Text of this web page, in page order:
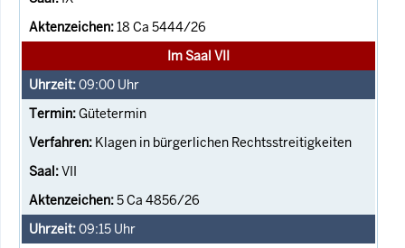
18 Ca 5444/26
Im Saal VII
09:00 Uhr
Gütetermin
Klagen in bürgerlichen Rechtsstreitigkeiten
VII
5 Ca 4856/26
09:15 Uhr